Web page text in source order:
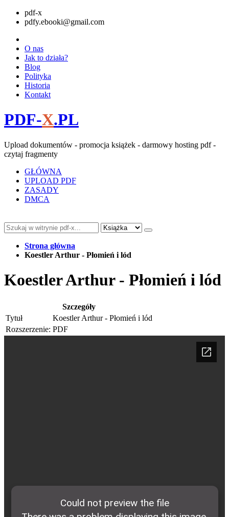
pdf-x
pdfy.ebooki@gmail.com
O nas
Jak to działa?
Blog
Polityka
Historia
Kontakt
PDF-X.PL
Upload dokumentów - promocja książek - darmowy hosting pdf -
czytaj fragmenty
GŁÓWNA
UPLOAD PDF
ZASADY
DMCA
Strona główna
Koestler Arthur - Płomień i lód
Koestler Arthur - Płomień i lód
Szczegóły
Tytuł
Koestler Arthur - Płomień i lód
Rozszerzenie: PDF